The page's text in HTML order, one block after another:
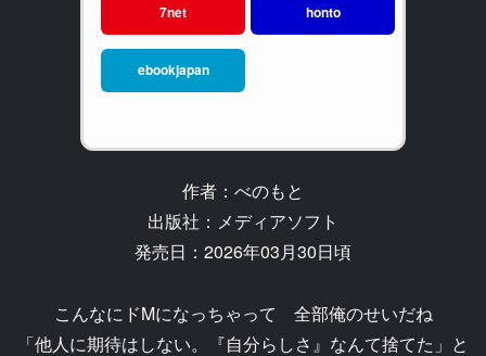
7net honto
ebookjapan
作者：べのもと
出版社：メディアソフト
発売日：2026年03月30日頃
こんなにドMになっちゃって 全部俺のせいだね
「他人に期待はしない。『自分らしさ』なんて捨てた」と